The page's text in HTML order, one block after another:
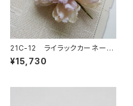
21C-12 ライラックカーネーシ
ョンコサージュ
¥15,730